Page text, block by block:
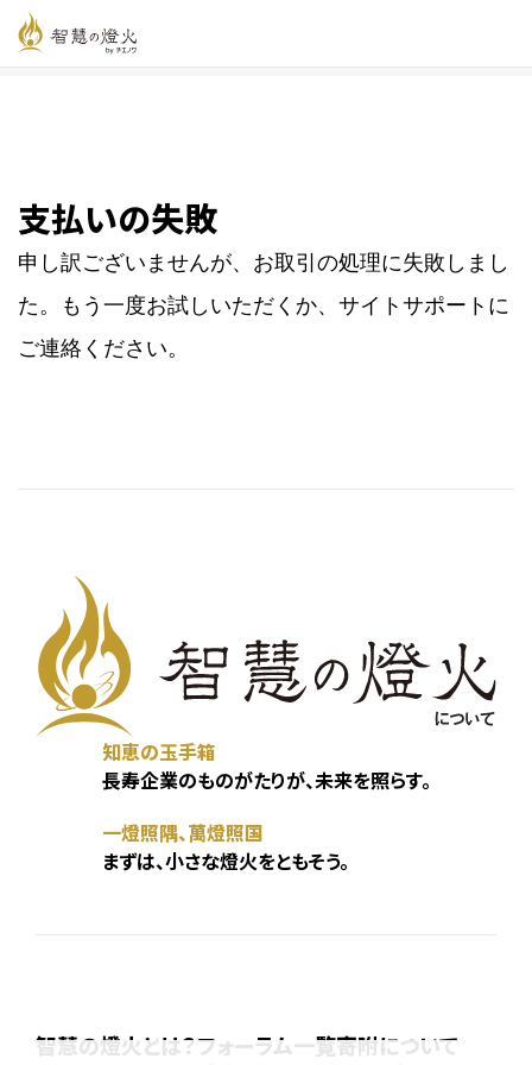
智慧の燈火オンライン
支払いの失敗
申し訳ございませんが、お取引の処理に失敗しまし
た。もう一度お試しいただくか、サイトサポートに
ご連絡ください。
知恵の玉手箱
長寿企業のものがたりが、未来を照らす。
一燈照隅、萬燈照国
まずは、小さな燈火をともそう。
智慧の燈火とは？フォーラム一覧寄附について